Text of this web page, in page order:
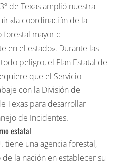
de Texas amplió nuestra
«la coordinación de la
forestal mayor o
en el estado». Durante las
peligro, el Plan Estatal de
que el Servicio
con la División de
Texas para desarrollar
de Incidentes.
estatal
tiene una agencia forestal,
la nación en establecer su